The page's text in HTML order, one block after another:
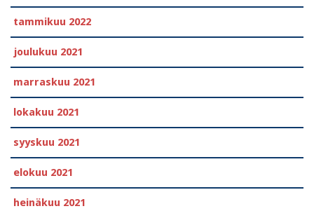
tammikuu 2022
joulukuu 2021
marraskuu 2021
lokakuu 2021
syyskuu 2021
elokuu 2021
heinäkuu 2021